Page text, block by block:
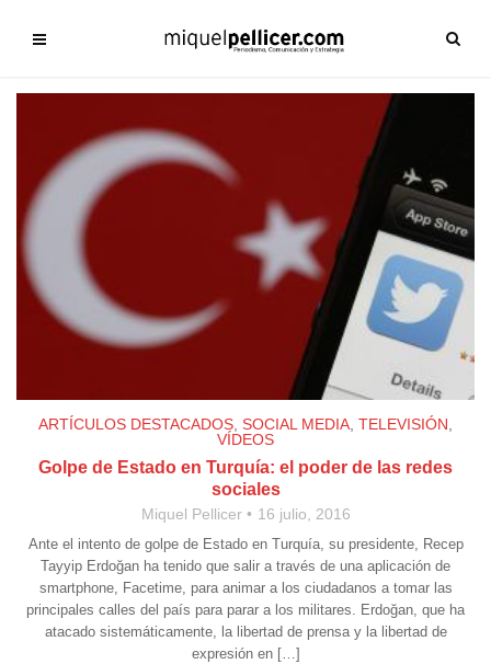
ARTÍCULOS DESTACADOS SOCIAL MEDIA TELEVISIÓN
VÍDEOS
Golpe de Estado en Turquía: el poder de las redes
sociales
Miquel Pellicer 16 julio, 2016
Ante el intento de golpe de Estado en Turquía, su presidente, Recep
Tayyip Erdoğan ha tenido que salir a través de una aplicación de
smartphone, Facetime, para animar a los ciudadanos a tomar las
principales calles del país para parar a los militares. Erdoğan, que ha
atacado sistemáticamente, la libertad de prensa y la libertad de
expresión en […]